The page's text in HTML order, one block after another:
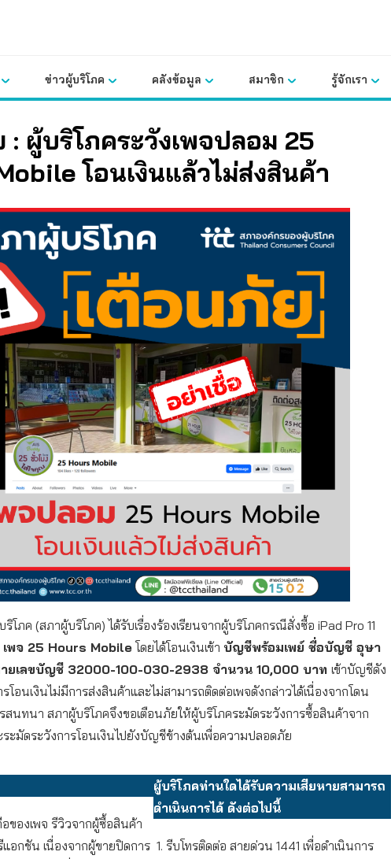
ข่าวผู้บริโภค คลังข้อมูล สมาชิก รู้จักเรา
: ผู้บริโภคระวังเพจปลอม 25
โอนเงินแล้วไม่ส่งสินค้า
โภค (สภาผู้บริโภค) ได้รับเรื่องร้องเรียนจากผู้บริโภคกรณีสั่งซื้อ iPad Pro 11
เพจ 25 Hours Mobile โดยได้โอนเงินเข้า บัญชีพร้อมเพย์ ชื่อบัญชี อุษา
ยเลขบัญชี 32000-100-030-2938 จำนวน 10,000 บาท เข้าบัญชีดัง
โอนเงินไม่มีการส่งสินค้าและไม่สามารถติดต่อเพจดังกล่าวได้เนื่องจากโดน
สนทนา สภาผู้บริโภคจึงขอเตือนภัยให้ผู้บริโภคระมัดระวังการซื้อสินค้าจาก
ะมัดระวังการโอนเงินไปยังบัญชีข้างต้นเพื่อความปลอดภัย
ของเพจ รีวิวจากผู้ซื้อสินค้า
อกชัน เนื่องจากผู้ขายปิดการ
ผู้บริโภคท่านใดได้รับความเสียหายสามารถ
ดำเนินการได้ ดังต่อไปนี้
รีบโทรติดต่อ สายด่วน 1441 เพื่อดำเนินการ